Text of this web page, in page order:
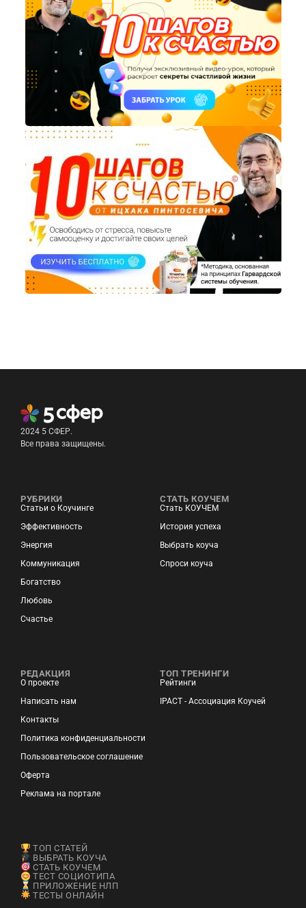
2024 5 СФЕР.
Все права защищены.
РУБРИКИ
Статьи о Коучинге
Эффективность
Энергия
Коммуникация
Богатство
Любовь
Счастье
СТАТЬ КОУЧЕМ
Стать КОУЧЕМ
История успеха
Выбрать коуча
Спроси коуча
РЕДАКЦИЯ
О проекте
Написать нам
Контакты
Политика конфиденциальности
Пользовательское соглашение
Оферта
Реклама на портале
ТОП ТРЕНИНГИ
Рейтинги
IPACT - Ассоциация Коучей
ТОП СТАТЕЙ
ВЫБРАТЬ КОУЧА
СТАТЬ КОУЧЕМ
ТЕСТ СОЦИОТИПА
ПРИЛОЖЕНИЕ НЛП
ТЕСТЫ ОНЛАЙН